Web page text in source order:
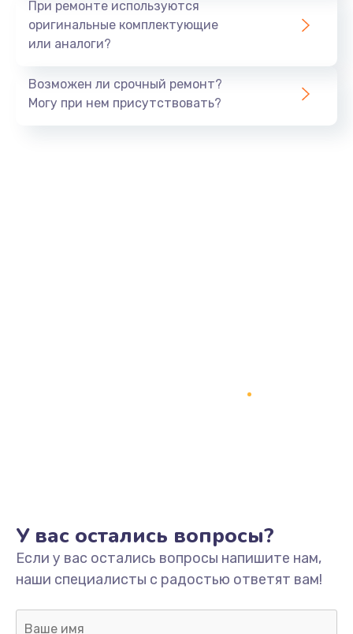
При ремонте используются
оригинальные комплектующие
или аналоги?
Возможен ли срочный ремонт?
Могу при нем присутствовать?
У вас остались вопросы?
Если у вас остались вопросы напишите нам,
наши специалисты с радостью ответят вам!